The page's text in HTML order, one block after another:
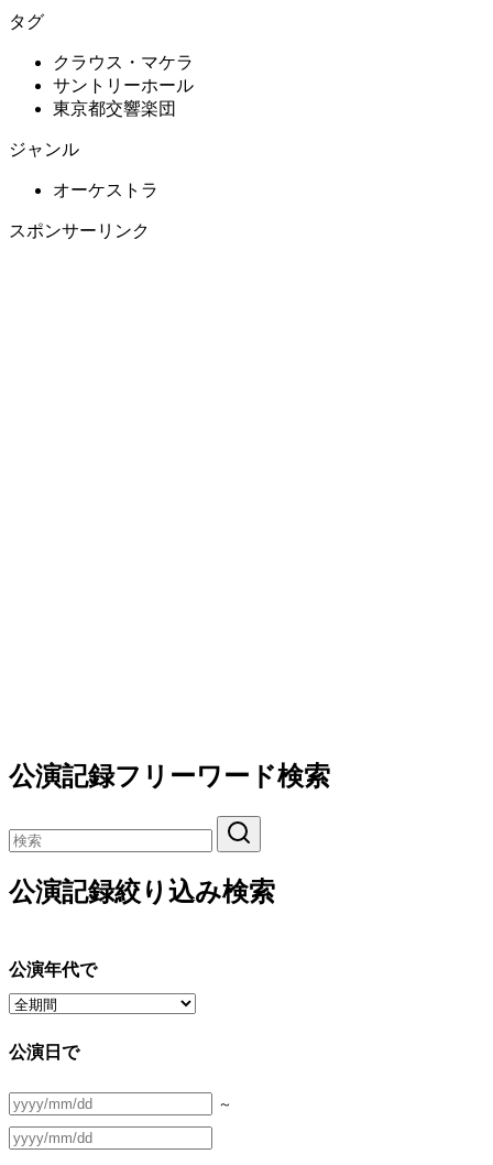
タグ
クラウス・マケラ
サントリーホール
東京都交響楽団
ジャンル
オーケストラ
スポンサーリンク
公演記録フリーワード検索
公演記録絞り込み検索
公演年代で
公演日で
～